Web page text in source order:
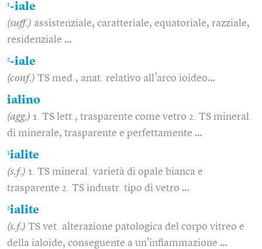
1-iale
(suff.) assistenziale, caratteriale, equatoriale, razziale,
residenziale …
2-iale
(conf.) TS med., anat. relativo all’arco ioideo…
ialino
(agg.) 1. TS lett., trasparente come vetro 2. TS mineral.
di minerale, trasparente e perfettamente …
1ialite
(s.f.) 1. TS mineral. varietà di opale bianca e
trasparente 2. TS industr. tipo di vetro …
2ialite
(s.f.) TS vet. alterazione patologica del corpo vitreo e
della ialoide, conseguente a un’infiammazione …